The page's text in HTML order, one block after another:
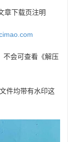
章下载页注明
不会可查看《解压
件均带有水印这